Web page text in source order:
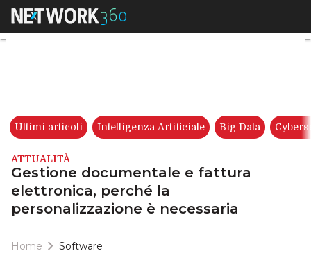
Gestione documentale e
Ultimi articoli Intelligenza Artificiale Big Data
ATTUALITÀ
Gestione documentale e fattura
elettronica, perché la
personalizzazione è necessaria
Home Software